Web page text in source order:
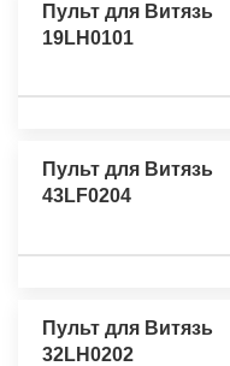
Пульт для Витязь
19LH0101
Пульт для Витязь
43LF0204
Пульт для Витязь
32LH0202